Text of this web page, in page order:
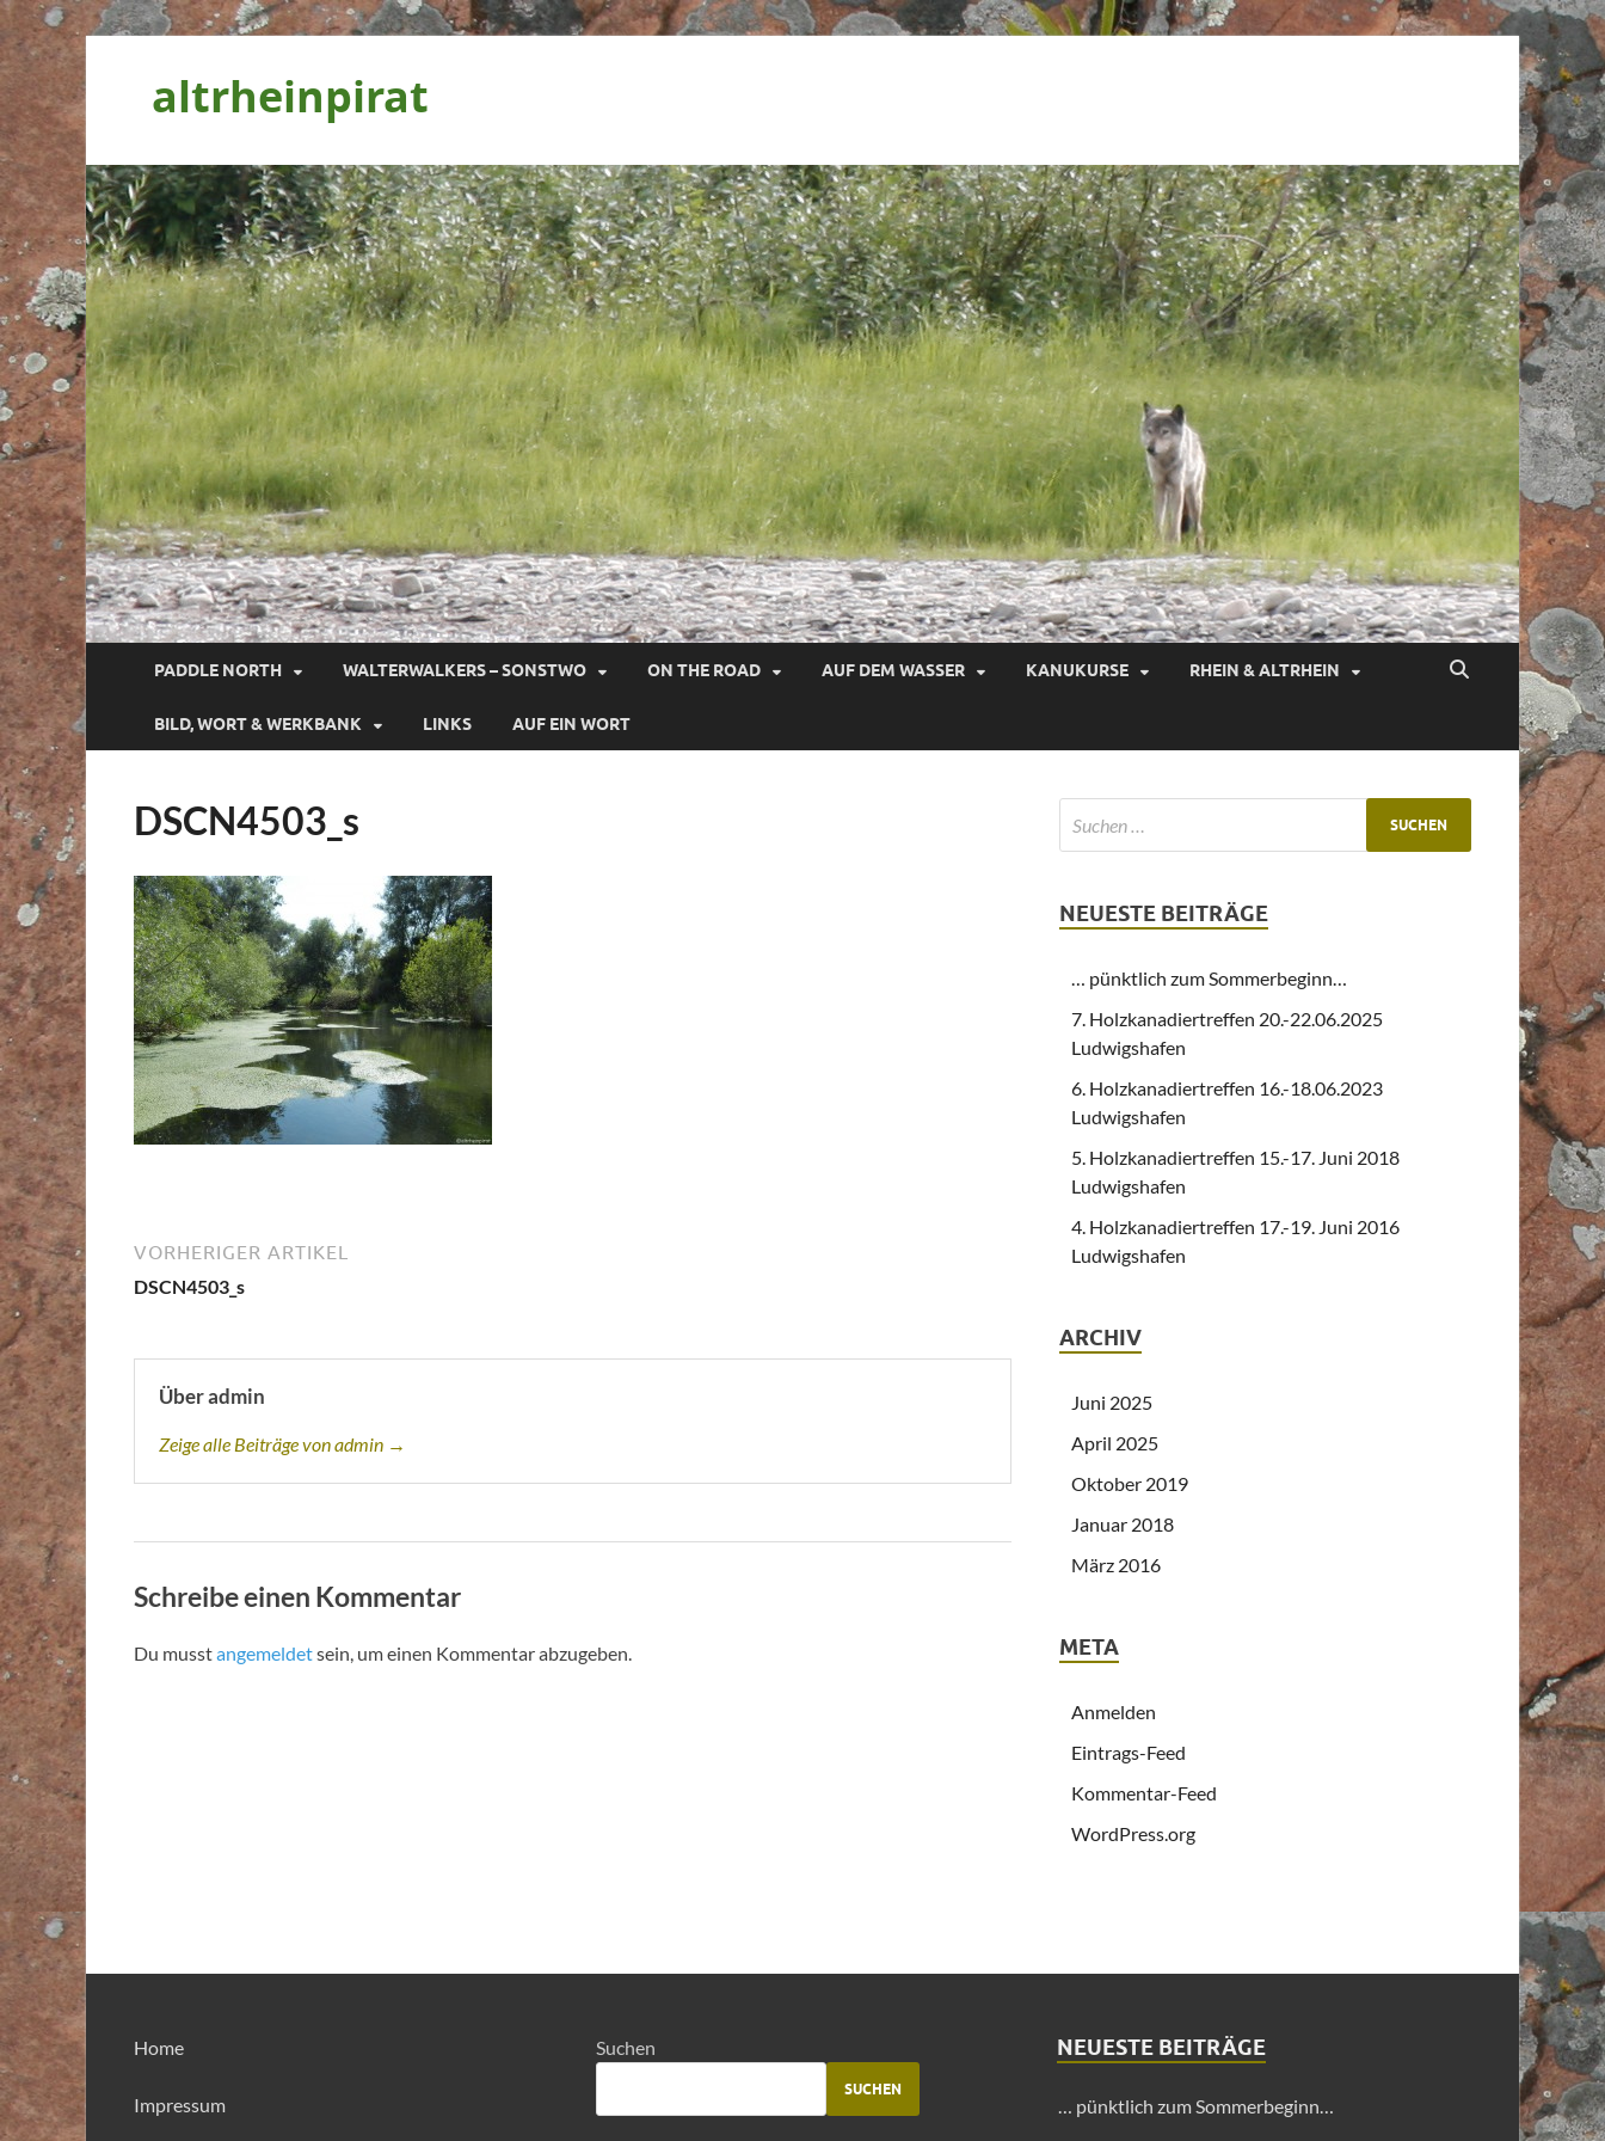
altrheinpirat
PADDLE NORTH WALTERWALKERS – SONSTWO ON THE ROAD AUF DEM WASSER KANUKURSE RHEIN & ALTRHEIN
BILD, WORT & WERKBANK LINKS AUF EIN WORT
DSCN4503_s
VORHERIGER ARTIKEL
DSCN4503_s
Über admin
Zeige alle Beiträge von admin →
Schreibe einen Kommentar
Du musstangemeldetsein, um einen Kommentar abzugeben.
NEUESTE BEITRÄGE
… pünktlich zum Sommerbeginn…
7. Holzkanadiertreffen 20.-22.06.2025
Ludwigshafen
6. Holzkanadiertreffen 16.-18.06.2023
Ludwigshafen
5. Holzkanadiertreffen 15.-17. Juni 2018
Ludwigshafen
4. Holzkanadiertreffen 17.-19. Juni 2016
Ludwigshafen
ARCHIV
Juni 2025
April 2025
Oktober 2019
Januar 2018
März 2016
META
Anmelden
Eintrags-Feed
Kommentar-Feed
WordPress.org
Home
Impressum
Suchen
SUCHEN
NEUESTE BEITRÄGE
… pünktlich zum Sommerbeginn…